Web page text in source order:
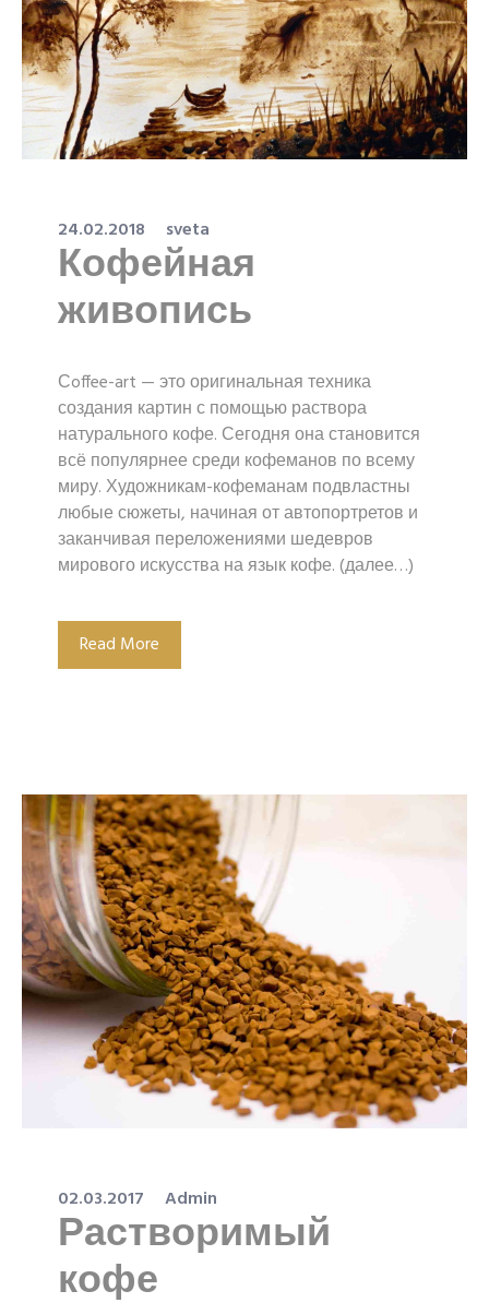
24.02.2018 sveta
Кофейная
живопись
Сoffee-art — это оригинальная техника
создания картин с помощью раствора
натурального кофе. Сегодня она становится
всё популярнее среди кофеманов по всему
миру. Художникам-кофеманам подвластны
любые сюжеты, начиная от автопортретов и
заканчивая переложениями шедевров
мирового искусства на язык кофе. (далее…)
Read More
02.03.2017 Admin
Растворимый
кофе